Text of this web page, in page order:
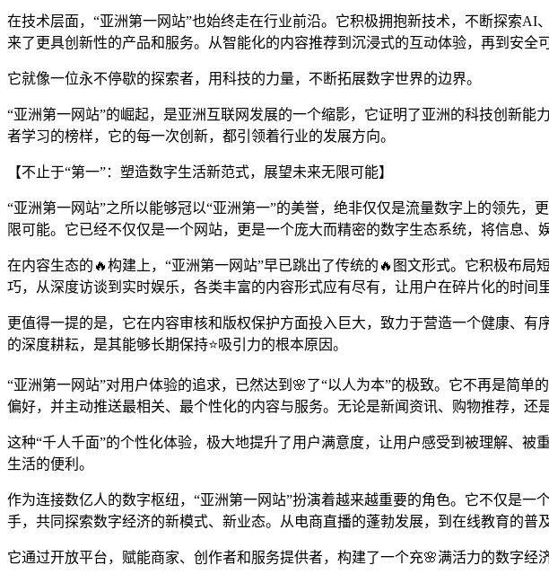
在技术层面，“亚洲第一网站”也始终走在行业前沿。它积极拥抱新技术，不断探索
来了更具创新性的产品和服务。从智能化的内容推荐到沉浸式的互动体验，再到安全
它就像一位永不停歇的探索者，用科技的力量，不断拓展数字世界的边界。
“亚洲第一网站”的崛起，是亚洲互联网发展的一个缩影，它证明了亚洲的科技创新
者学习的榜样，它的每一次创新，都引领着行业的发展方向。
【不止于“第一”：塑造数字生活新范式，展望未来无限可能】
“亚洲第一网站”之所以能够冠以“亚洲第一”的美誉，绝非仅仅是流量数字上的领先
限可能。它已经不仅仅是一个网站，更是一个庞大而精密的数字生态系统，将信息
在内容生态的🔥构建上，“亚洲第一网站”早已跳出了传统的🔥图文形式。它积极布
巧，从深度访谈到实时娱乐，各类丰富的内容形式应有尽有，让用户在碎片化的时间
更值得一提的是，它在内容审核和版权保护方面投入巨大，致力于营造一个健康、
的深度耕耘，是其能够长期保持⭐吸引力的根本原因。
“亚洲第一网站”对用户体验的追求，已然达到🌸了“以人为本”的极致。它不再是简
偏好，并主动推送最相关、最个性化的内容与服务。无论是新闻资讯、购物推荐，还
这种“千人千面”的个性化体验，极大地提升了用户满意度，让用户感受到被理解、
生活的便利。
作为连接数亿人的数字枢纽，“亚洲第一网站”扮演着越来越重要的角色。它不仅是
手，共同探索数字经济的新模式、新业态。从电商直播的蓬勃发展，到在线教育的普
它通过开放平台，赋能商家、创作者和服务提供者，构建了一个充🌸满活力的数字经